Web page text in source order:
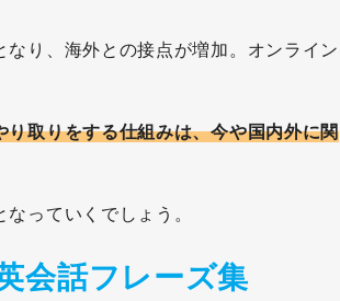
り、海外との接点が増加。オンライン
り取りをする仕組みは、今や国内外に関
っていくでしょう。
会話フレーズ集